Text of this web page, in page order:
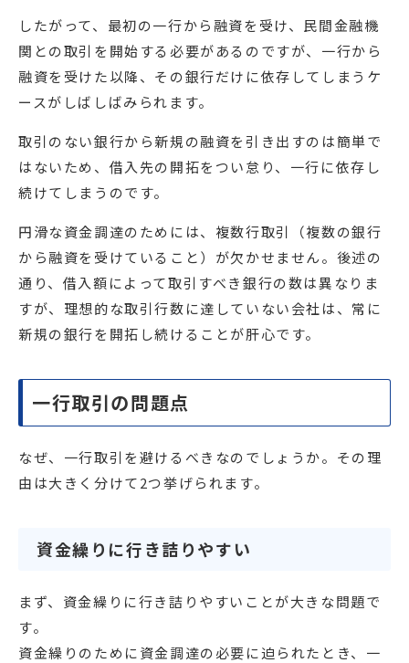
したがって、最初の一行から融資を受け、民間金融機
関との取引を開始する必要があるのですが、一行から
融資を受けた以降、その銀行だけに依存してしまうケ
ースがしばしばみられます。
取引のない銀行から新規の融資を引き出すのは簡単で
はないため、借入先の開拓をつい怠り、一行に依存し
続けてしまうのです。
円滑な資金調達のためには、複数行取引（複数の銀行
から融資を受けていること）が欠かせません。後述の
通り、借入額によって取引すべき銀行の数は異なりま
すが、理想的な取引行数に達していない会社は、常に
新規の銀行を開拓し続けることが肝心です。
一行取引の問題点
なぜ、一行取引を避けるべきなのでしょうか。その理
由は大きく分けて2つ挙げられます。
資金繰りに行き詰りやすい
まず、資金繰りに行き詰りやすいことが大きな問題で
す。
資金繰りのために資金調達の必要に迫られたとき、一